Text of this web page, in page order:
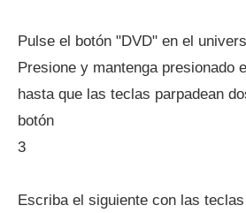
Pulse el botón "DVD" en el
Presione y mantenga presionado
hasta que las teclas parpadean
botón
3
Escriba el siguiente con las